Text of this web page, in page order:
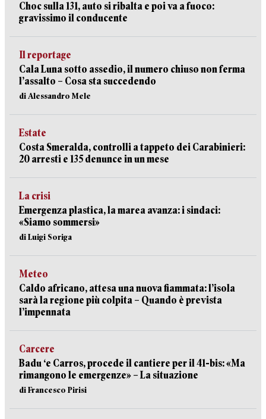
Choc sulla 131, auto si ribalta e poi va a fuoco:
gravissimo il conducente
Il reportage
Cala Luna sotto assedio, il numero chiuso non ferma
l’assalto – Cosa sta succedendo
di Alessandro Mele
Estate
Costa Smeralda, controlli a tappeto dei Carabinieri:
20 arresti e 135 denunce in un mese
La crisi
Emergenza plastica, la marea avanza: i sindaci:
«Siamo sommersi»
di Luigi Soriga
Meteo
Caldo africano, attesa una nuova fiammata: l’isola
sarà la regione più colpita – Quando è prevista
l’impennata
Carcere
Badu ‘e Carros, procede il cantiere per il 41-bis: «Ma
rimangono le emergenze» – La situazione
di Francesco Pirisi